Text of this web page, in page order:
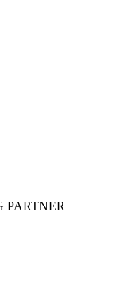
PARTNER